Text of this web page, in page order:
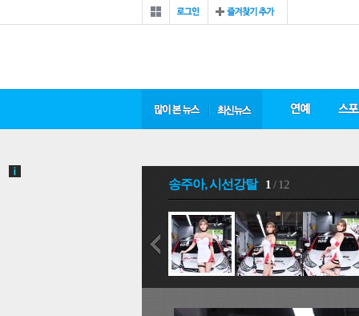
송주아, 시선강탈 1 / 12